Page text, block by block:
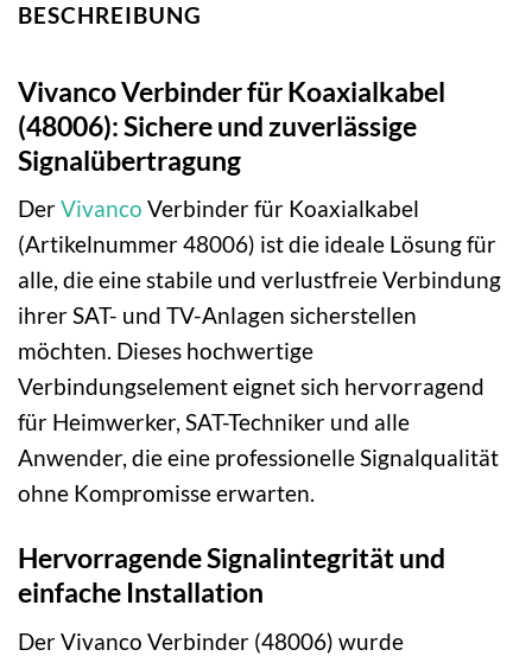
BESCHREIBUNG
Vivanco Verbinder für Koaxialkabel
(48006): Sichere und zuverlässige
Signalübertragung
DerVivanco Verbinder für Koaxialkabel
(Artikelnummer 48006) ist die ideale Lösung für
alle, die eine stabile und verlustfreie Verbindung
ihrer SAT- und TV-Anlagen sicherstellen
möchten. Dieses hochwertige
Verbindungselement eignet sich hervorragend
für Heimwerker, SAT-Techniker und alle
Anwender, die eine professionelle Signalqualität
ohne Kompromisse erwarten.
Hervorragende Signalintegrität und
einfache Installation
Der Vivanco Verbinder (48006) wurde